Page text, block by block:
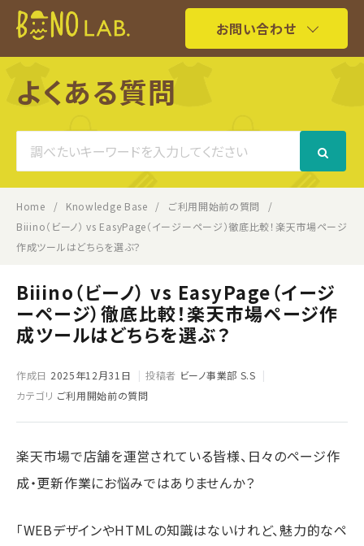
お問い合わせ
よくある質問
For
Home Knowledge Base
ご利用開始前の質問
Biiino（ビーノ） vs EasyPage（イージーページ）徹底比較！楽天市場ページ
作成ツールはどちらを選ぶ？
Biiino（ビーノ） vs EasyPage（イージ
ーページ）徹底比較！楽天市場ページ作
成ツールはどちらを選ぶ？
作成日 2025年12月31日 投稿者 ビーノ事業部 S.S
カテゴリ ご利用開始前の質問
楽天市場で店舗を運営されている皆様、日々のページ作
成・更新作業にお悩みではありませんか？
「WEBデザインやHTMLの知識はないけれど、魅力的なペ